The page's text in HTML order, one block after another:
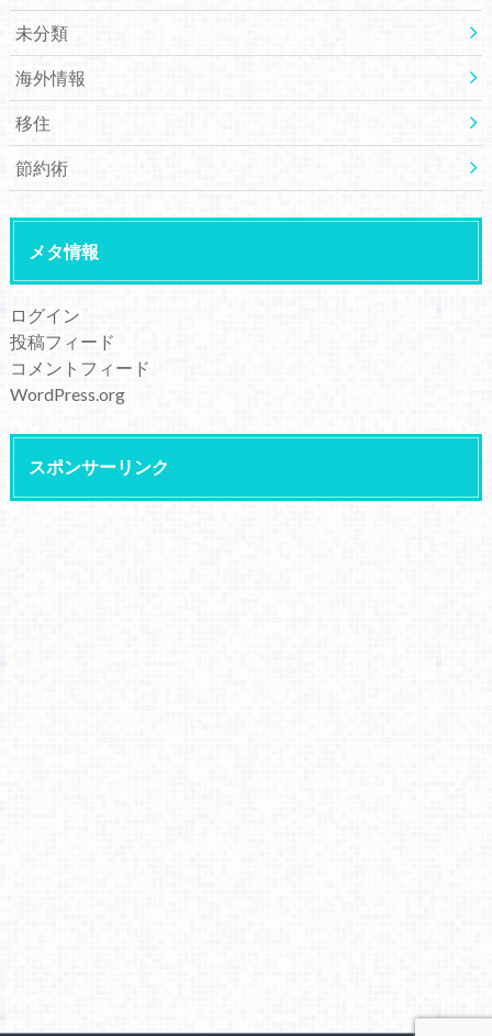
未分類
海外情報
移住
節約術
メタ情報
ログイン
投稿フィード
コメントフィード
WordPress.org
スポンサーリンク